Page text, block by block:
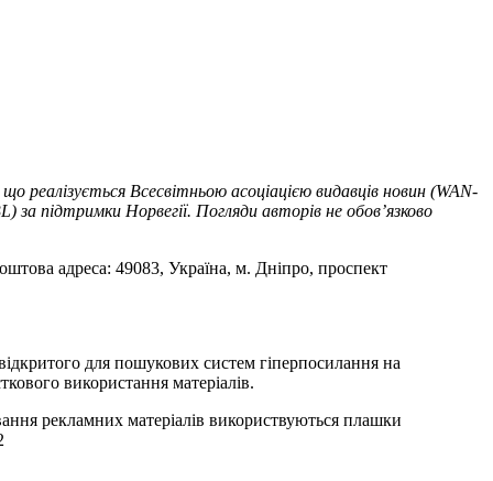
Всесвітньою асоціацією видавців новин (WAN-
підтримки Норвегії. Погляди авторів не обов’язково
адреса: 49083, Україна, м. Дніпро, проспект
для пошукових систем гіперпосилання на
використання матеріалів.
рекламних матеріалів використвуються плашки